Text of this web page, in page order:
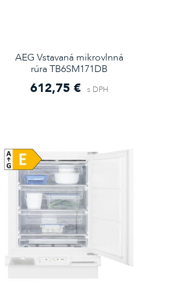
AEG Vstavaná mikrovlnná
rúra TB6SM171DB
612,75 € s DPH